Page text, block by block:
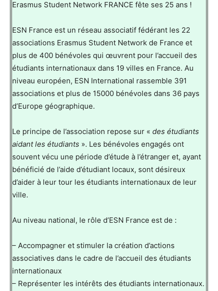
Erasmus Student Network FRANCE fête ses 25 ans !
ESN France est un réseau associatif fédérant les 22
associations Erasmus Student Network de France et
plus de 400 bénévoles qui œuvrent pour l’accueil des
étudiants internationaux dans 19 villes en France. Au
niveau européen, ESN International rassemble 391
associations et plus de 15000 bénévoles dans 36 pays
d’Europe géographique.
Le principe de l’association repose sur « des étudiants
aidant les étudiants ». Les bénévoles engagés ont
souvent vécu une période d’étude à l’étranger et, ayant
bénéficié de l’aide d’étudiant locaux, sont désireux
d’aider à leur tour les étudiants internationaux de leur
ville.
Au niveau national, le rôle d’ESN France est de :
– Accompagner et stimuler la création d’actions
associatives dans le cadre de l’accueil des étudiants
internationaux
– Représenter les intérêts des étudiants internationaux.